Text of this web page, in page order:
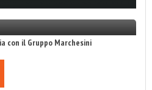
con il Gruppo Marchesini